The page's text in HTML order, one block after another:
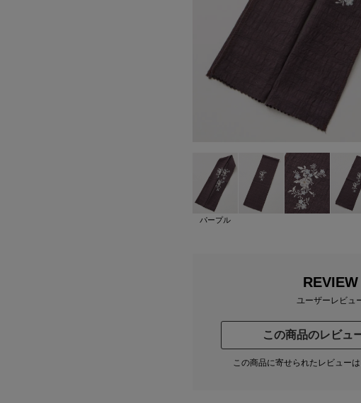
パープル
REVIEW
ユーザーレビュ
この商品のレビュ
この商品に寄せられたレビューは